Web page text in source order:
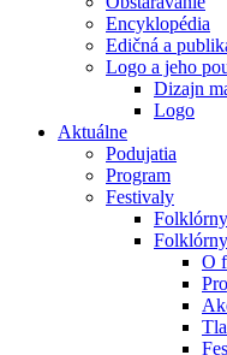
Encyklopédia
Edičná a
Logo a jeho
Dizajn
Logo
Aktuálne
Podujatia
Program
Festivaly
O